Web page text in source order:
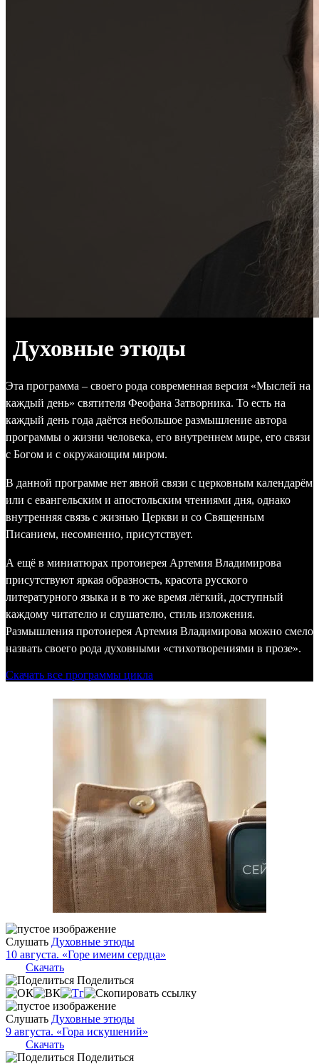
Духовные этюды
Эта программа – своего рода современная версия «Мыслей на
каждый день» святителя Феофана Затворника. То есть на
каждый день года даётся небольшое размышление автора
программы о жизни человека, его внутреннем мире, его связи
с Богом и с окружающим миром.
В данной программе нет явной связи с церковным календарём
или с евангельским и апостольским чтениями дня, однако
внутренняя связь с жизнью Церкви и со Священным
Писанием, несомненно, присутствует.
А ещё в миниатюрах протоиерея Артемия Владимирова
присутствуют яркая образность, красота русского
литературного языка и в то же время лёгкий, доступный
каждому читателю и слушателю, стиль изложения.
Размышления протоиерея Артемия Владимирова можно смело
назвать своего рода духовными «стихотворениями в прозе».
Скачать все программы цикла
Слушать Духовные этюды
10 августа. «Горе имеим сердца»
Скачать
Поделиться
Слушать Духовные этюды
9 августа. «Гора искушений»
Скачать
Поделиться